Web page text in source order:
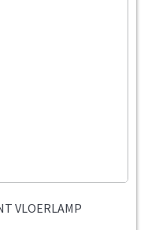
VLOERLAMP